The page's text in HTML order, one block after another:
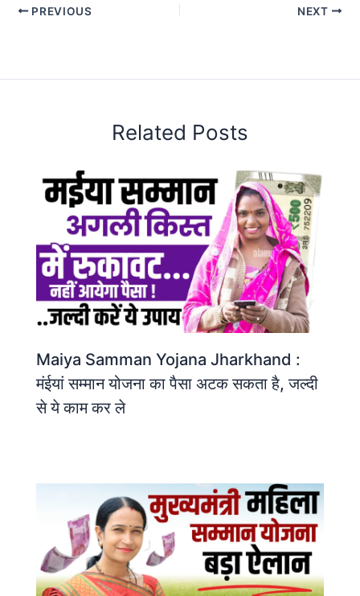
PREVIOUS NEXT
Related Posts
Maiya Samman Yojana Jharkhand :
मंईयां सम्मान योजना का पैसा अटक सकता है, जल्दी
से ये काम कर ले